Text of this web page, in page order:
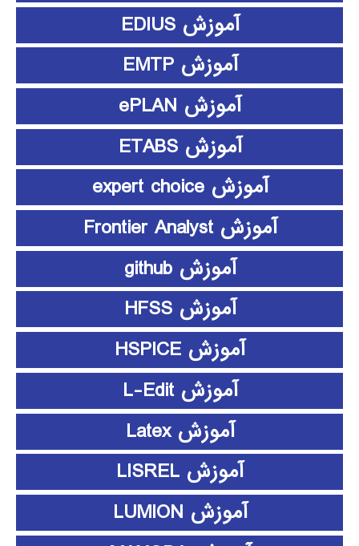
آموزش EDIUS
آموزش EMTP
آموزش ePLAN
آموزش ETABS
آموزش expert choice
آموزش Frontier Analyst
آموزش github
آموزش HFSS
آموزش HSPICE
آموزش L-Edit
آموزش Latex
آموزش LISREL
آموزش LUMION